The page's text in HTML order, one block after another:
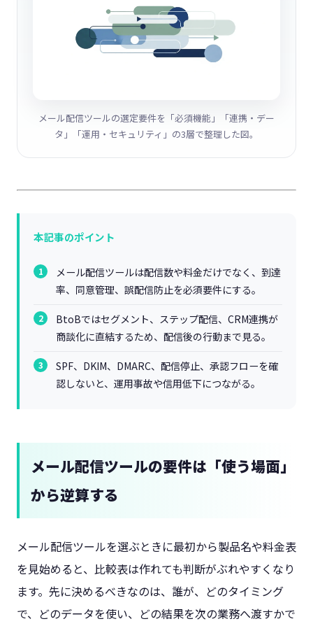
メール配信ツールの選定要件を「必須機能」「連携・デー
タ」「運用・セキュリティ」の3層で整理した図。
本記事のポイント
メール配信ツールは配信数や料金だけでなく、到達
率、同意管理、誤配信防止を必須要件にする。
BtoBではセグメント、ステップ配信、CRM連携が
商談化に直結するため、配信後の行動まで見る。
SPF、DKIM、DMARC、配信停止、承認フローを確
認しないと、運用事故や信用低下につながる。
メール配信ツールの要件は「使う場面」
から逆算する
メール配信ツールを選ぶときに最初から製品名や料金表
を見始めると、比較表は作れても判断がぶれやすくなり
ます。先に決めるべきなのは、誰が、どのタイミング
で、どのデータを使い、どの結果を次の業務へ渡すかで